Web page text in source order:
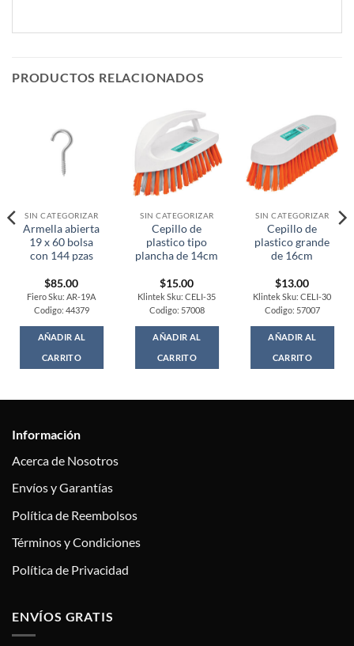
PRODUCTOS RELACIONADOS
SIN CATEGORIZAR
Armella abierta
19 x 60 bolsa
con 144 pzas
$85.00
Fiero Sku: AR-19A
Codigo: 44379
AÑADIR AL
CARRITO
SIN CATEGORIZAR
Cepillo de
plastico tipo
plancha de 14cm
$15.00
Klintek Sku: CELI-35
Codigo: 57008
AÑADIR AL
CARRITO
SIN CATEGORIZAR
Cepillo de
plastico grande
de 16cm
$13.00
Klintek Sku: CELI-30
Codigo: 57007
AÑADIR AL
CARRITO
Información
Acerca de Nosotros
Envíos y Garantías
Política de Reembolsos
Términos y Condiciones
Política de Privacidad
ENVÍOS GRATIS